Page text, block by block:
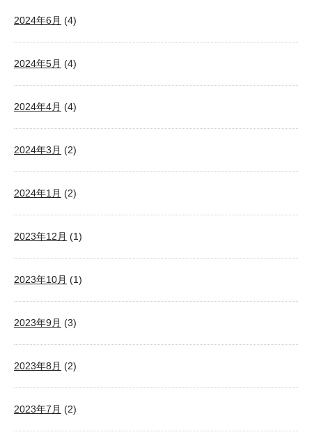
2024年6月 (4)
2024年5月 (4)
2024年4月 (4)
2024年3月 (2)
2024年1月 (2)
2023年12月 (1)
2023年10月 (1)
2023年9月 (3)
2023年8月 (2)
2023年7月 (2)